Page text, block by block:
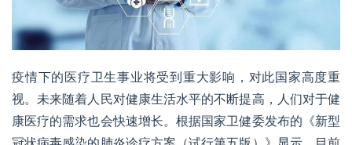
疫情下的医疗卫生事业将受到重大影响，对此国家高度重
视。未来随着人民对健康生活水平的不断提高，人们对于健
康医疗的需求也会快速增长。根据国家卫健委发布的《新型